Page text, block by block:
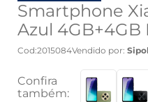
Smartphone
Azul 4GB+4GB
Cod:2015084Vendido por: